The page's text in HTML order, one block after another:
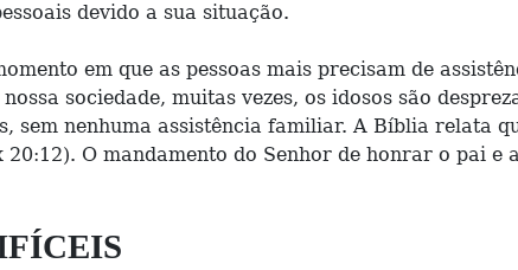
devido a sua situação.
em que as pessoas mais precisam de
sociedade, muitas vezes, os idosos são
sem nenhuma assistência familiar. A Bíblia relata
O mandamento do Senhor de honrar o pai